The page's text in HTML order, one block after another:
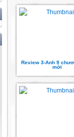
Review 3-Anh 9
mới